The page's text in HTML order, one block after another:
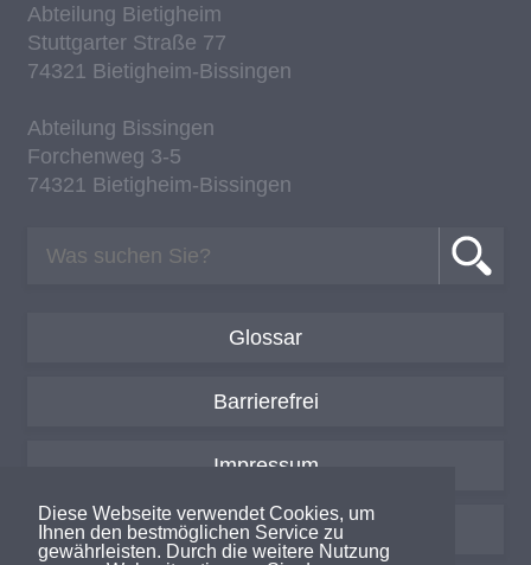
Diese Webseite verwendet Cookies, um
Ihnen den bestmöglichen Service zu
gewährleisten. Durch die weitere Nutzung
Ab­tei­lung Bie­tig­heim
Stutt­gar­ter Stra­ße 77
74321 Bie­tig­heim-Bis­sin­gen
Ab­tei­lung Bis­sin­gen
For­chen­weg 3-5
74321 Bie­tig­heim-Bis­sin­gen
Glossar
Barrierefrei
Impressum
Datenschutzerklärung